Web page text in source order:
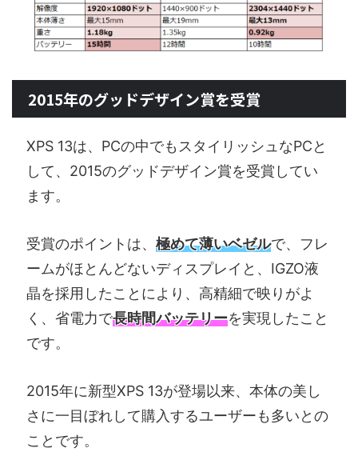
2015年のグッドデザイン賞を受賞
XPS 13は、PCの中でもスタイリッシュなPCと
して、2015のグッドデザイン賞を受賞してい
ます。
受賞のポイントは、 極めて薄いベゼルで、フレ
ームがほとんどないディスプレイと、IGZO液
晶を採用したことにより、高精細で映りがよ
く、省電力で長時間バッテリーを実現したこと
です。
2015年に新型XPS 13が登場以来、本体の美し
さに一目ぼれして購入するユーザーも多いとの
ことです。